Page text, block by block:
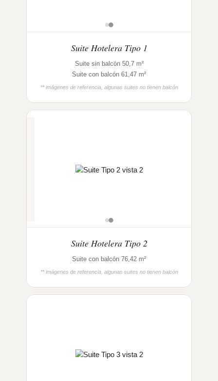
Suite Hotelera Tipo 1
Suite sin balcón 50,7 m²
Suite con balcón 61,47 m²
** imágenes de referencia, algunas suites no tienen balcón
Suite Hotelera Tipo 2
Suite con balcón 76,42 m²
** imágenes de referencia, algunas suites no tienen balcón